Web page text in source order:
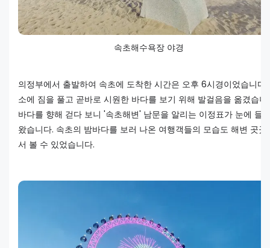
속초해수욕장 야경
의정부에서 출발하여 속초에 도착한 시간은 오후 6시경이었습니다.
소에 짐을 풀고 곧바로 시원한 바다를 보기 위해 발걸음을 옮겼습니
바다를 향해 걷다 보니 '속초해변' 남문을 알리는 이정표가 눈에 들
왔습니다. 속초의 밤바다를 보러 나온 여행객들의 모습도 해변 곳곳
서 볼 수 있었습니다.